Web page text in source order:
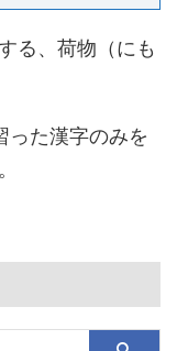
る、荷物（にも
った漢字のみを